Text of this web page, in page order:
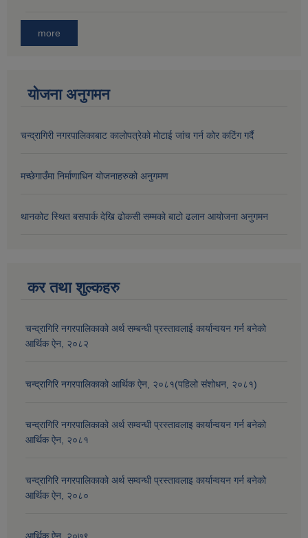
more
योजना अनुगमन
चन्द्रागिरी नगरपालिकाबाट कालोपत्रेको मोटाई जांच गर्न कोर कटिंग गर्दै
मच्छेगाउँमा निर्माणाधिन योजनाहरुको अनुगमण
थानकोट स्थित बसपार्क देखि ढोकसी सम्मको बाटो ढलान आयोजना अनुगमन
कर तथा शुल्कहरु
चन्द्रागिरि नगरपालिकाको अर्थ सम्बन्धी प्रस्तावलाई कार्यान्वयन गर्न बनेको
आर्थिक ऐन, २०८२
चन्द्रागिरि नगरपालिकाको आर्थिक ऐन, २०८१(पहिलो संशोधन, २०८१)
चन्द्रागिरि नगरपालिकाको अर्थ सम्वन्धी प्रस्तावलाइ कार्यान्वयन गर्न बनेको
आर्थिक ऐन, २०८१
चन्द्रागिरि नगरपालिकाको अर्थ सम्वन्धी प्रस्तावलाइ कार्यान्वयन गर्न बनेको
आर्थिक ऐन, २०८०